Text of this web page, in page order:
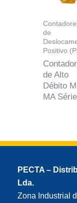
de
Positivo
de Alto
Débito
MA
PECTA –
Lda.
Zona Industrial